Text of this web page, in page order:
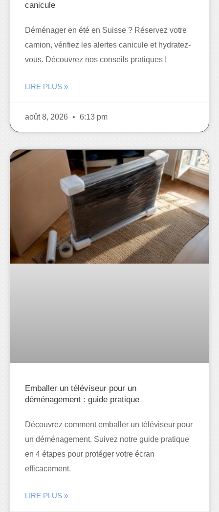
canicule
Déménager en été en Suisse ? Réservez votre
camion, vérifiez les alertes canicule et hydratez-
vous. Découvrez nos conseils pratiques !
LIRE PLUS »
août 8, 2026 6:13 pm
Emballer un téléviseur pour un
déménagement : guide pratique
Découvrez comment emballer un téléviseur pour
un déménagement. Suivez notre guide pratique
en 4 étapes pour protéger votre écran
efficacement.
LIRE PLUS »